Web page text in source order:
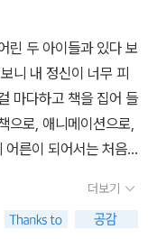
은 사라를 누추한 다
키며 그간의 악감정을
에 놓였지만 사라는
해 살아간다. 그러던
신사가 아빠의 친구
는 사실이 밝혀진다.
는 아이들을 돕고자
것은 안 읽히는 것만
생각에 자라서 이런
래도 그렇게나마 읽지
기인줄 알기나 하겠냐
에게 명작을 접해보게
맞다고 생각했었는데,
의미를 이해할 수 있
힐 것. 진한 감동과 함께
. 본론으로 들어가서,
린 두 아이들과 있다 보
니 내 정신이 너무 피
마다하고 책을 집어 들
으로, 애니메이션으로,
어른이 되어서는 처음
과 올곧은 중심이 바
난 힘을 낼 수 있었다.
더보기